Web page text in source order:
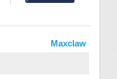
Maxclaw